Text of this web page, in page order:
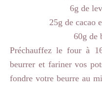
6g de
25g de cacao
60g de
Préchauffez le four à
beurrer et fariner vos
fondre votre beurre au